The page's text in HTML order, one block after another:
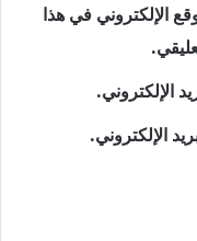
الإلكتروني في هذا
الإلكتروني.
الإلكتروني.